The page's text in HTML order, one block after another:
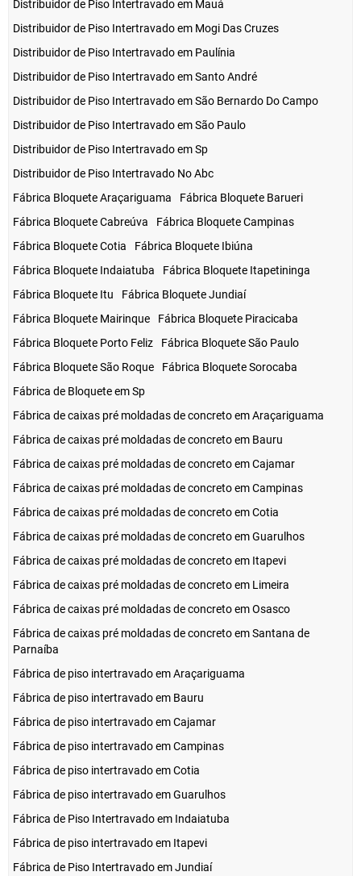
Distribuidor de Piso Intertravado em Mauá
Distribuidor de Piso Intertravado em Mogi Das Cruzes
Distribuidor de Piso Intertravado em Paulínia
Distribuidor de Piso Intertravado em Santo André
Distribuidor de Piso Intertravado em São Bernardo Do Campo
Distribuidor de Piso Intertravado em São Paulo
Distribuidor de Piso Intertravado em Sp
Distribuidor de Piso Intertravado No Abc
Fábrica Bloquete Araçariguama
Fábrica Bloquete Barueri
Fábrica Bloquete Cabreúva
Fábrica Bloquete Campinas
Fábrica Bloquete Cotia
Fábrica Bloquete Ibiúna
Fábrica Bloquete Indaiatuba
Fábrica Bloquete Itapetininga
Fábrica Bloquete Itu
Fábrica Bloquete Jundiaí
Fábrica Bloquete Mairinque
Fábrica Bloquete Piracicaba
Fábrica Bloquete Porto Feliz
Fábrica Bloquete São Paulo
Fábrica Bloquete São Roque
Fábrica Bloquete Sorocaba
Fábrica de Bloquete em Sp
Fábrica de caixas pré moldadas de concreto em Araçariguama
Fábrica de caixas pré moldadas de concreto em Bauru
Fábrica de caixas pré moldadas de concreto em Cajamar
Fábrica de caixas pré moldadas de concreto em Campinas
Fábrica de caixas pré moldadas de concreto em Cotia
Fábrica de caixas pré moldadas de concreto em Guarulhos
Fábrica de caixas pré moldadas de concreto em Itapevi
Fábrica de caixas pré moldadas de concreto em Limeira
Fábrica de caixas pré moldadas de concreto em Osasco
Fábrica de caixas pré moldadas de concreto em Santana de
Parnaíba
Fábrica de piso intertravado em Araçariguama
Fábrica de piso intertravado em Bauru
Fábrica de piso intertravado em Cajamar
Fábrica de piso intertravado em Campinas
Fábrica de piso intertravado em Cotia
Fábrica de piso intertravado em Guarulhos
Fábrica de Piso Intertravado em Indaiatuba
Fábrica de piso intertravado em Itapevi
Fábrica de Piso Intertravado em Jundiaí